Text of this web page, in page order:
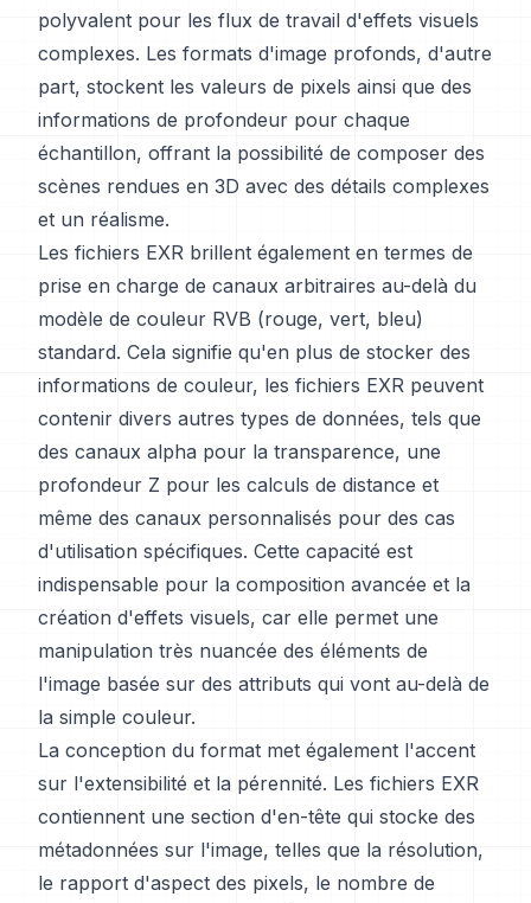
polyvalent pour les flux de travail d'effets visuels
complexes. Les formats d'image profonds, d'autre
part, stockent les valeurs de pixels ainsi que des
informations de profondeur pour chaque
échantillon, offrant la possibilité de composer des
scènes rendues en 3D avec des détails complexes
et un réalisme.
Les fichiers EXR brillent également en termes de
prise en charge de canaux arbitraires au-delà du
modèle de couleur RVB (rouge, vert, bleu)
standard. Cela signifie qu'en plus de stocker des
informations de couleur, les fichiers EXR peuvent
contenir divers autres types de données, tels que
des canaux alpha pour la transparence, une
profondeur Z pour les calculs de distance et
même des canaux personnalisés pour des cas
d'utilisation spécifiques. Cette capacité est
indispensable pour la composition avancée et la
création d'effets visuels, car elle permet une
manipulation très nuancée des éléments de
l'image basée sur des attributs qui vont au-delà de
la simple couleur.
La conception du format met également l'accent
sur l'extensibilité et la pérennité. Les fichiers EXR
contiennent une section d'en-tête qui stocke des
métadonnées sur l'image, telles que la résolution,
le rapport d'aspect des pixels, le nombre de